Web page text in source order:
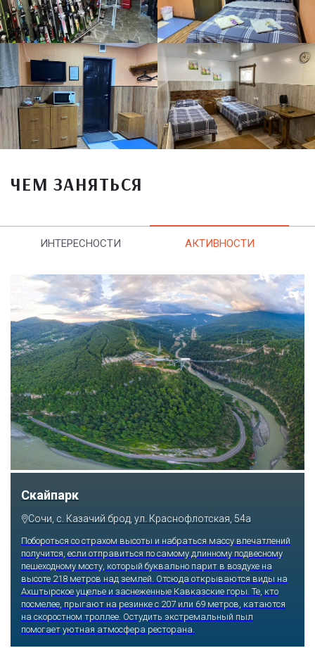
ЧЕМ ЗАНЯТЬСЯ
ИНТЕРЕСНОСТИ АКТИВНОСТИ
Скайпарк
Сочи, с. Казачий брод, ул. Краснофлотская, 54а
Побороться со страхом высоты и набраться массу впечатлений
получится, если отправиться по самому длинному подвесному
пешеходному мосту, который буквально парит в воздухе на
высоте 218 метров над землей. Отсюда открываются виды на
Ахштырское ущелье и заснеженные Кавказские горы. Те, кто
посмелее, прыгают на резинке с 207 или 69 метров, катаются
на скоростном троллее. Остудить экстремальный пыл
помогает уютная атмосфера ресторана.